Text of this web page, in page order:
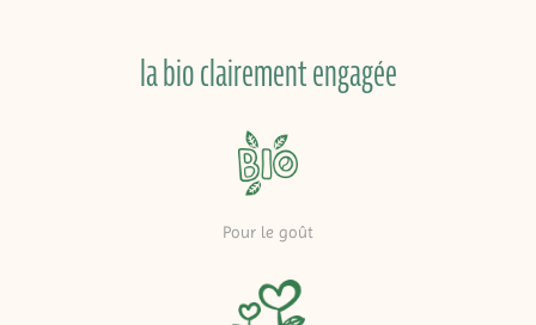
la bio clairement engagée
Pour le goût